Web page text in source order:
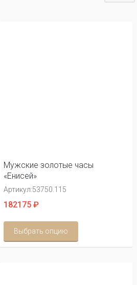
Мужские золотые часы
«Енисей»
Артикул:53750.115
182175 ₽
Выбрать опцию